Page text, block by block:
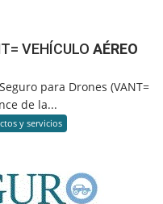
VEHÍCULOAÉREO
para Drones (VANT=
de la...
y servicios